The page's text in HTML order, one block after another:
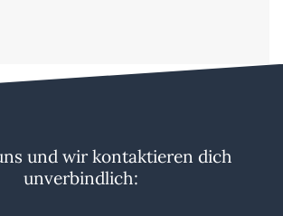
und wir kontaktieren dich
unverbindlich: